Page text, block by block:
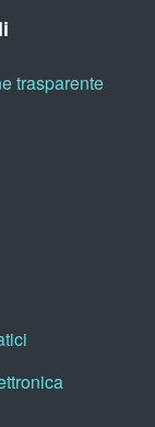
trasparente